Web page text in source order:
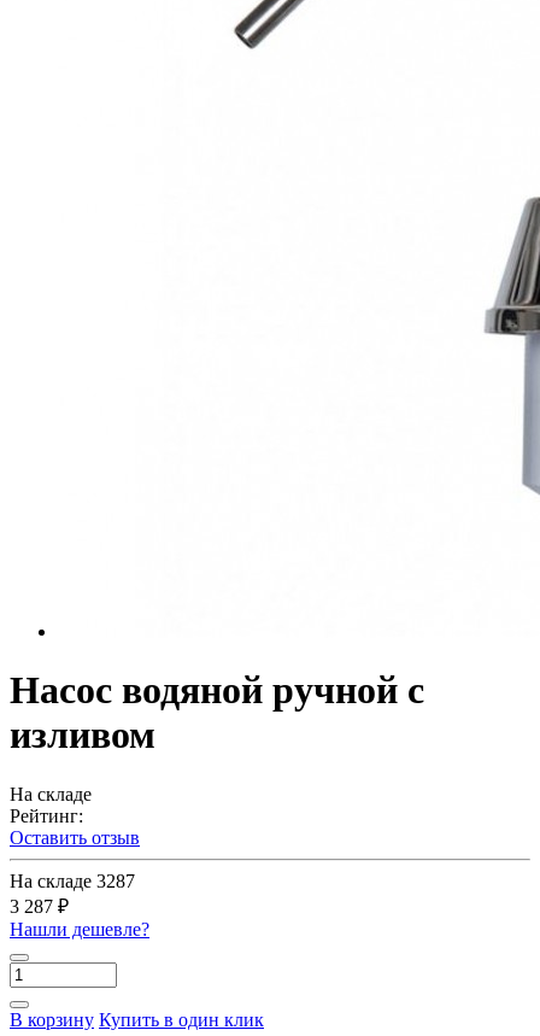
Насос водяной ручной с
изливом
На складе
Рейтинг:
Оставить отзыв
На складе 3287
3 287 ₽
Нашли дешевле?
В корзину Купить в один клик